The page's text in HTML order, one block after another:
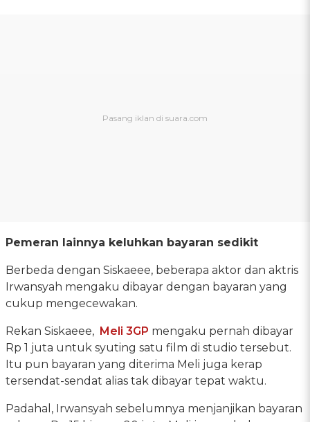
Pemeran lainnya keluhkan bayaran sedikit
Berbeda dengan Siskaeee, beberapa aktor dan aktris
Irwansyah mengaku dibayar dengan bayaran yang
cukup mengecewakan.
Rekan Siskaeee, Meli 3GP mengaku pernah dibayar
Rp 1 juta untuk syuting satu film di studio tersebut.
Itu pun bayaran yang diterima Meli juga kerap
tersendat-sendat alias tak dibayar tepat waktu.
Padahal, Irwansyah sebelumnya menjanjikan bayaran